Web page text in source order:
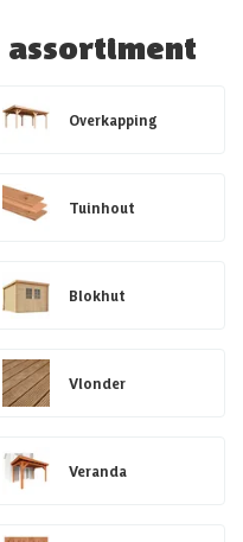
assortiment
Overkapping
Tuinhout
Blokhut
Vlonder
Veranda